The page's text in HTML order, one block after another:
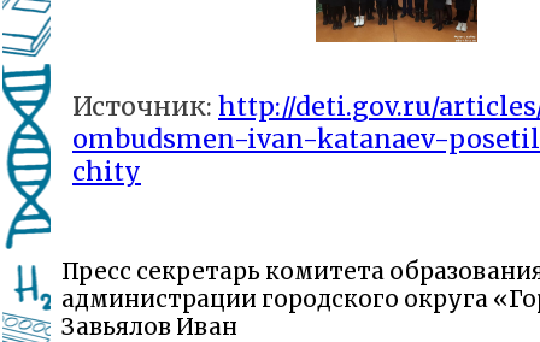
Источник: http://deti.gov.ru/
ombudsmen-ivan-katanaev-
chity
Пресс секретарь комитета
администрации городского округа
Завьялов Иван